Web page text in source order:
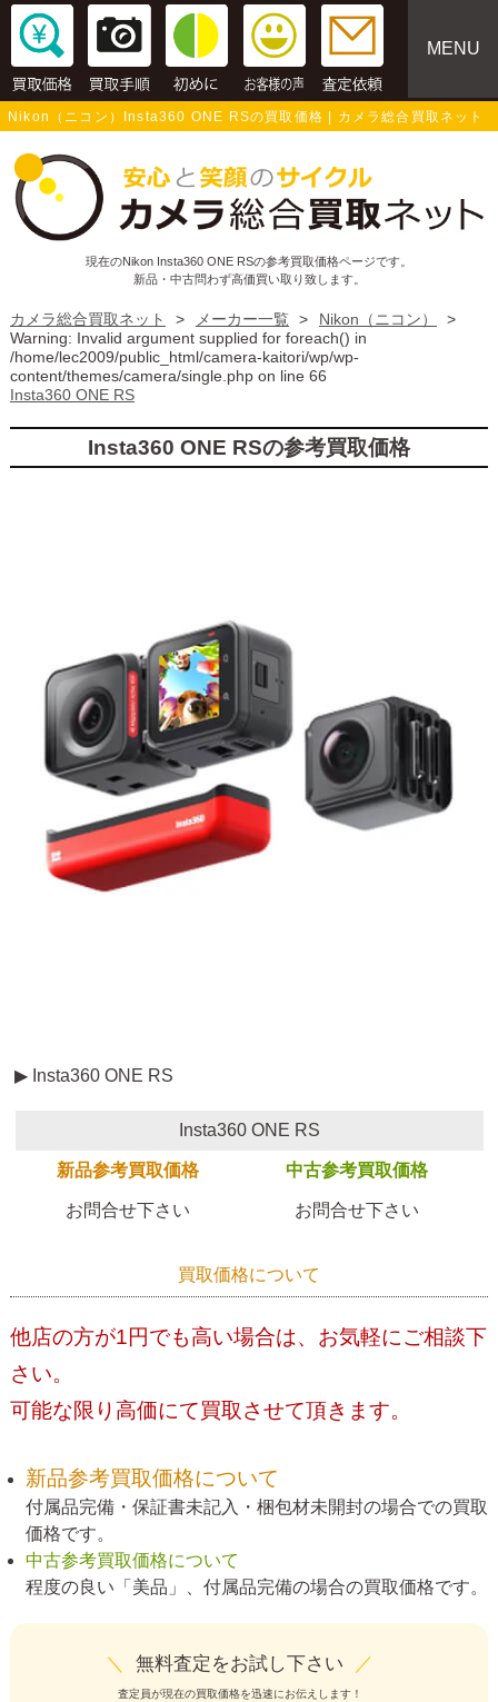
MENU
Nikon（ニコン）Insta360 ONE RSの買取価格 | カメラ総合買取ネット
現在のNikon Insta360 ONE RSの参考買取価格ページです。
新品・中古問わず高価買い取り致します。
カメラ総合買取ネット > メーカー一覧 > Nikon（ニコン）
>
Warning: Invalid argument supplied for foreach() in
/home/lec2009/public_html/camera-kaitori/wp/wp-
content/themes/camera/single.phpon line 66
Insta360 ONE RS
Insta360 ONE RSの参考買取価格
▶ Insta360 ONE RS
Insta360 ONE RS
新品参考買取価格 中古参考買取価格
お問合せ下さい お問合せ下さい
買取価格について
他店の方が1円でも高い場合は、お気軽にご相談下
さい。
可能な限り高価にて買取させて頂きます。
新品参考買取価格について
付属品完備・保証書未記入・梱包材未開封の場合での買取
価格です。
中古参考買取価格について
程度の良い「美品」、付属品完備の場合の買取価格です。
＼ 無料査定をお試し下さい ／
査定員が現在の買取価格を迅速にお伝えします！